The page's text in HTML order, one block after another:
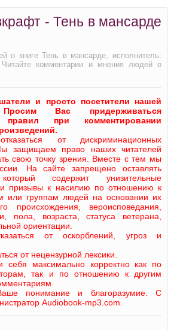
- Тень в мансарде
о книге Тень в мансарде, исполнитель:
комментарии и мнения людей о
и просто посетители нашей
Просим Вас придерживаться
правил при комментировании
от дискриминационных
защищаем право наших читателей
свою точку зрения. Вместе с тем мы
На сайте запрещено оставлять
содержит унизительные
призывы к насилию по отношению к
или группам людей на основании их
происхождения, вероисповедания,
пола, возраста, статуса ветерана,
ориентации.
от оскорблений, угроз и
от нецензурной лексики.
себя максимально корректно как по
так и по отношению к другим
понимание и благоразумие. С
Audiobook-mp3.com.